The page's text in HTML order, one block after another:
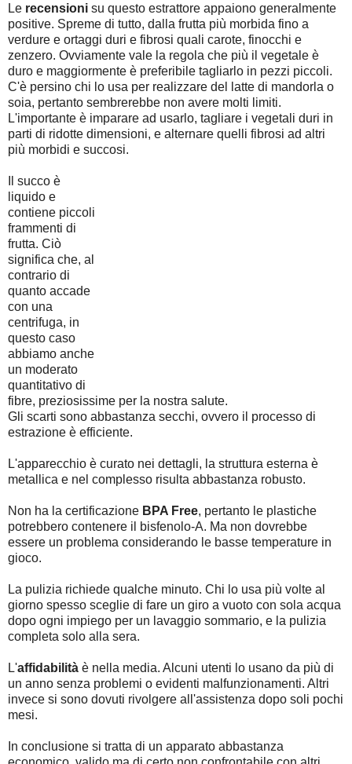
Le recensioni su questo estrattore appaiono generalmente
positive. Spreme di tutto, dalla frutta più morbida fino a
verdure e ortaggi duri e fibrosi quali carote, finocchi e
zenzero. Ovviamente vale la regola che più il vegetale è
duro e maggiormente è preferibile tagliarlo in pezzi piccoli.
C'è persino chi lo usa per realizzare del latte di mandorla o
soia, pertanto sembrerebbe non avere molti limiti.
L'importante è imparare ad usarlo, tagliare i vegetali duri in
parti di ridotte dimensioni, e alternare quelli fibrosi ad altri
più morbidi e succosi.
Il succo è
liquido e
contiene piccoli
frammenti di
frutta. Ciò
significa che, al
contrario di
quanto accade
con una
centrifuga, in
questo caso
abbiamo anche
un moderato
quantitativo di
fibre, preziosissime per la nostra salute.
Gli scarti sono abbastanza secchi, ovvero il processo di
estrazione è efficiente.
L'apparecchio è curato nei dettagli, la struttura esterna è
metallica e nel complesso risulta abbastanza robusto.
Non ha la certificazione BPA Free, pertanto le plastiche
potrebbero contenere il bisfenolo-A. Ma non dovrebbe
essere un problema considerando le basse temperature in
gioco.
La pulizia richiede qualche minuto. Chi lo usa più volte al
giorno spesso sceglie di fare un giro a vuoto con sola acqua
dopo ogni impiego per un lavaggio sommario, e la pulizia
completa solo alla sera.
L'affidabilità è nella media. Alcuni utenti lo usano da più di
un anno senza problemi o evidenti malfunzionamenti. Altri
invece si sono dovuti rivolgere all'assistenza dopo soli pochi
mesi.
In conclusione si tratta di un apparato abbastanza